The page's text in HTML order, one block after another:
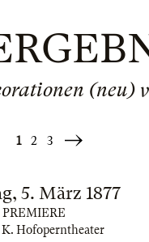
(neu)
1 2 3
Weiter
5. März 1877
PREMIERE
Hofoperntheater